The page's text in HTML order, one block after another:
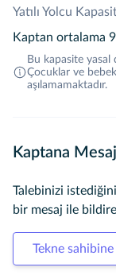
Yatılı Yolcu
Kaptan ortalama
Bu kapasite yasal
Çocuklar ve
aşılamamaktadır.
Kaptana
Talebinizi
bir mesaj ile
Tekne